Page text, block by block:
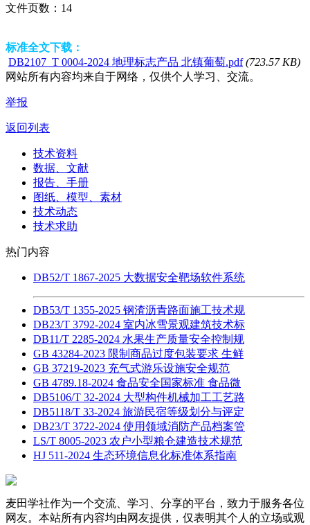
文件页数： 14
标准全文下载：
DB2107_T 0004-2024 地理标志产品 北镇葡萄.pdf (723.57 KB)
网站所有内容均来自于网络，仅供个人学习、交流。
举报
返回列表
技术资料
数据、文献
报告、手册
图纸、模型、素材
技术动态
技术求助
热门内容
DB52/T 1867-2025 大数据安全靶场软件系统
DB53/T 1355-2025 钢渣沥青路面施工技术规
DB23/T 3792-2024 室内冰雪景观建筑技术标
DB11/T 2285-2024 水果生产质量安全控制规
GB 43284-2023 限制商品过度包装要求 生鲜
GB 37219-2023 充气式游乐设施安全规范
GB 4789.18-2024 食品安全国家标准 食品微
DB5106/T 32-2024 大型构件机械加工工艺路
DB5118/T 33-2024 旅游民宿等级划分与评定
DB23/T 3722-2024 使用领域消防产品档案管
LS/T 8005-2023 农户小型粮仓建造技术规范
HJ 511-2024 生态环境信息化标准体系指南
麦田学社作为一个交流、学习、分享的平台，致力于服务各位
网友。本站所有内容均由网友提供，仅表明其个人的立场或观